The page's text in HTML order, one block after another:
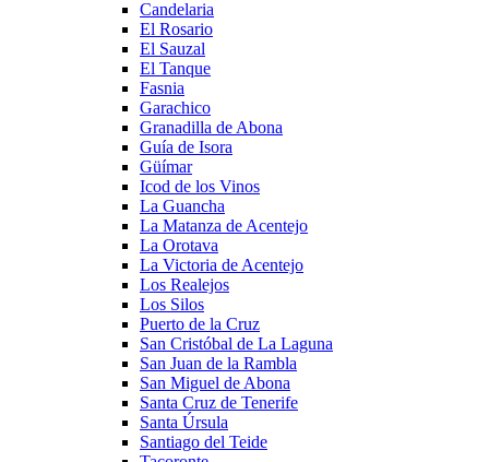
Candelaria
El Rosario
El Sauzal
El Tanque
Fasnia
Garachico
Granadilla de Abona
Guía de Isora
Güímar
Icod de los Vinos
La Guancha
La Matanza de Acentejo
La Orotava
La Victoria de Acentejo
Los Realejos
Los Silos
Puerto de la Cruz
San Cristóbal de La Laguna
San Juan de la Rambla
San Miguel de Abona
Santa Cruz de Tenerife
Santa Úrsula
Santiago del Teide